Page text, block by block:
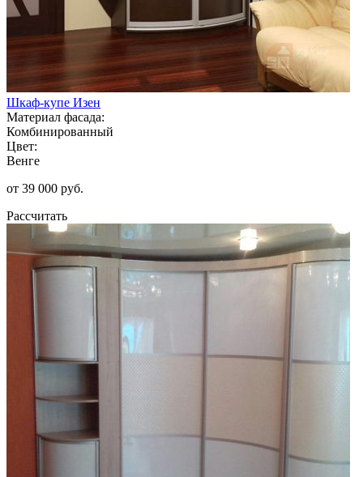
Шкаф-купе Изен
Материал фасада:
Комбинированный
Цвет:
Венге
от 39 000 руб.
Рассчитать